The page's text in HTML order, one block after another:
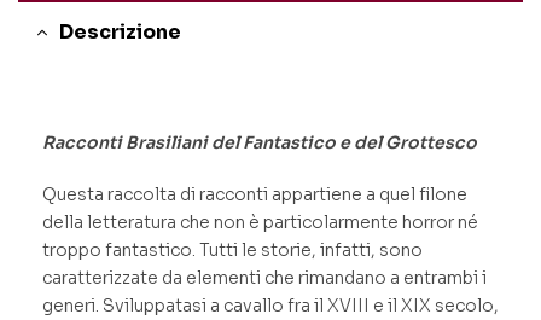
Descrizione
Racconti Brasiliani del Fantastico e del Grottesco
Questa raccolta di racconti appartiene a quel filone
della letteratura che non è particolarmente horror né
troppo fantastico. Tutti le storie, infatti, sono
caratterizzate da elementi che rimandano a entrambi i
generi. Sviluppatasi a cavallo fra il XVIII e il XIX secolo,